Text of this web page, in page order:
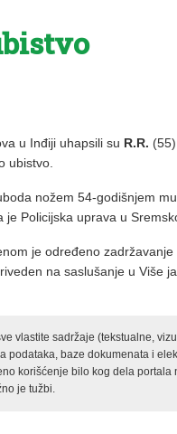
u Inđiji uhapsili su R.R.
ubistvo.
nožem 54-godišnjem
Policijska uprava u
je određeno zadržavanje
na saslušanje u Više
vlastite sadržaje (tekstualne,
podataka, baze dokumenata i
korišćenje bilo kog dela portala
je tužbi.